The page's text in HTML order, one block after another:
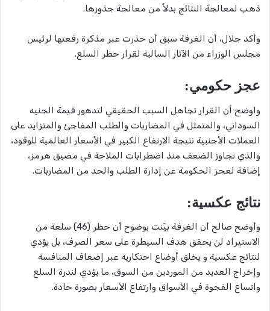
ذهب لمعالجة النتائج بدلاً من معالجة جذورها.
وأكد جلال، أن الغرفة سبق أن حذرت عبر مذكرة رفعتها لرئيس
مجلس الوزراء من الآثار السالبة لقرار حظر السلع.
عجز حكومي:
واوضح أن القرار تجاهل السبب الحقيقي لتدهور قيمة الجنيه
السوداني، والمتمثل في المضاربات والطلب المفاجئ والمتزايد على
العملات الأجنبية نتيجة الارتفاع الكبير في الأسعار العالمية للوقود،
والذي تجاوز الضعف منذ اضطرابات الملاحة في مضيق هرمز،
إضافة لعجز الحكومة عن إدارة الطلب والحد من المضاربات.
نتائج عكسية:
وأوضح صالح أن الغرفة بيّنت بوضوح أن حظر (46) سلعة من
الاستيراد لن يحقق هدف السيطرة على سعر الصرف، بل يؤدي
لنتائج عكسية و يخلق أوضاع احتكارية عبر إضعاف المنافسة
وإخراج العديد من الموردين من السوق، ما يؤدي لندرة السلع
واتساع الفجوة في الأسواق وارتفاع الأسعار بصورة حادة.